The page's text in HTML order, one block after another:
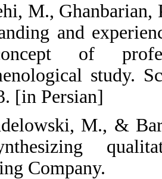
57. Salehi, M.,
understanding
the
217-203. [in
58.
for
Publishing